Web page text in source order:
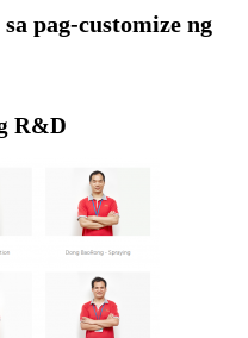
pag-customize ng
R&D